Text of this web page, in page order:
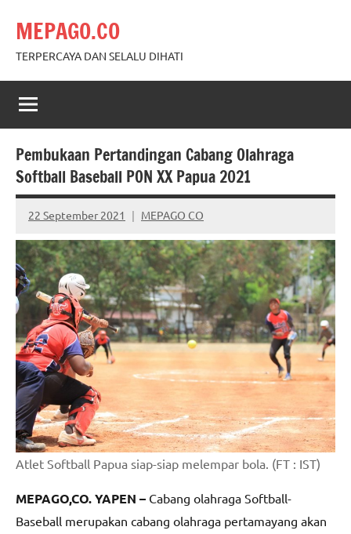
content
MEPAGO.CO
TERPERCAYA DAN SELALU DIHATI
Pembukaan Pertandingan Cabang Olahraga
Softball Baseball PON XX Papua 2021
22 September 2021 MEPAGO CO
No
comments
Atlet Softball Papua siap-siap melempar bola. (FT : IST)
MEPAGO,CO. YAPEN – Cabang olahraga Softball-
Baseball merupakan cabang olahraga pertamayang akan